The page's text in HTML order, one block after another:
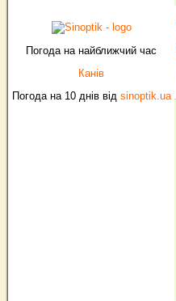
Погода на найближчий час
Канів
Погода на 10 днів від sinoptik.ua